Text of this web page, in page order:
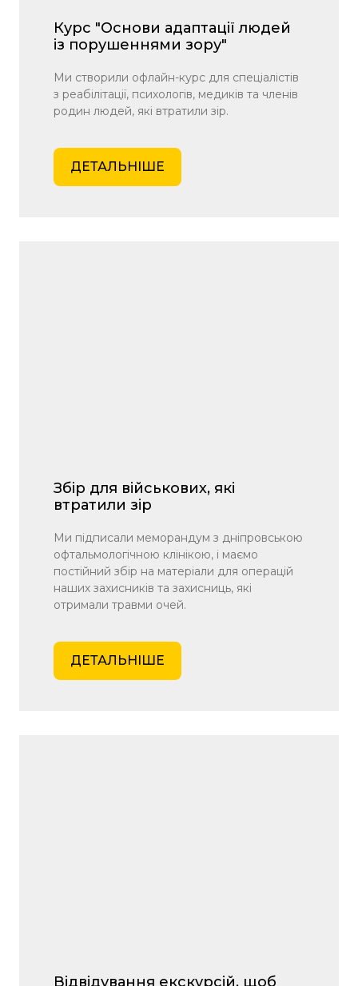
Курс "Основи адаптації людей
із порушеннями зору"
Ми створили офлайн-курс для спеціалістів
з реабілітації, психологів, медиків та членів
родин людей, які втратили зір.
ДЕТАЛЬНІШЕ
Збір для військових, які
втратили зір
Ми підписали меморандум з дніпровською
офтальмологічною клінікою, і маємо
постійний збір на матеріали для операцій
наших захисників та захисниць, які
отримали травми очей.
ДЕТАЛЬНІШЕ
Відвідування екскурсій, щоб